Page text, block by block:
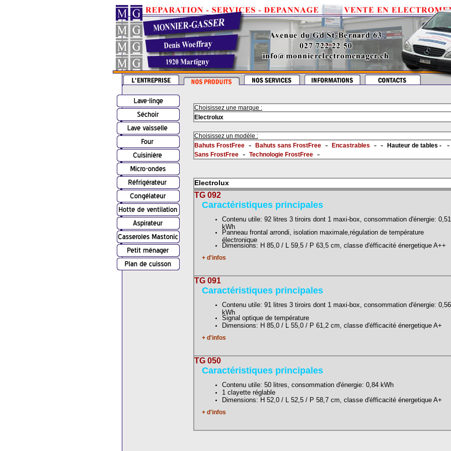
Choisissez une marque :
Electrolux
Choisissez un modèle :
Bahuts FrostFree- Bahuts sans FrostFree- Encastrables - - Hauteur de tables - -
Sans FrostFree- Technologie FrostFree-
Electrolux
TG 092
Caractéristiques principales
Contenu utile: 92 litres 3 tiroirs dont 1 maxi-box, consommation d'énergie: 0,51
kWh
Panneau frontal arrondi, isolation maximale,régulation de température
électronique
Dimensions: H 85,0 / L 59,5 / P 63,5cm, classe d'éfficacité énergetique A++
+ d'infos
TG 091
Caractéristiques principales
Contenu utile: 91 litres 3 tiroirs dont 1 maxi-box, consommation d'énergie: 0,56
kWh
Signal optique de température
Dimensions: H 85,0 / L 55,0 / P 61,2cm, classe d'éfficacité énergetique A+
+ d'infos
TG 050
Caractéristiques principales
Contenu utile: 50 litres, consommation d'énergie: 0,84 kWh
1 clayette réglable
Dimensions: H 52,0 / L 52,5 / P 58,7cm, classe d'éfficacité énergetique A+
+ d'infos